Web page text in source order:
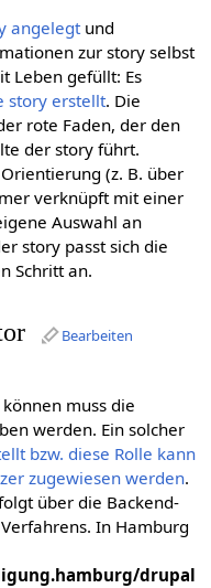
angelegtund
zur story selbst
Leben gefüllt: Es
story erstellt. Die
rote Faden, der den
der story führt.
(z. B. über
verknüpft mit einer
Auswahl an
story passt sich die
Schritt an.
Bearbeiten
muss die
werden. Ein solcher
bzw. diese Rolle kann
zugewiesen werden.
über die Backend-
In Hamburg
drupal